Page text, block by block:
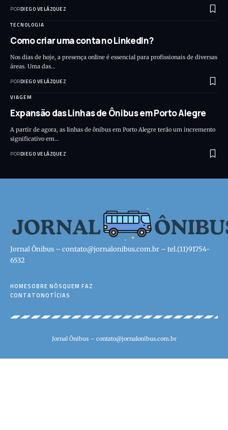
PORDIEGO VELÁZQUEZ
TECNOLOGIA
Como criar uma conta no LinkedIn?
Nos dias de hoje, a presença online é essencial para profissionais de diversas
áreas. Uma das…
PORDIEGO VELÁZQUEZ
VIAGEM
Expansão das Linhas de Ônibus em Porto Alegre
A partir de agora, as linhas de ônibus em Porto Alegre terão um incremento
significativo em…
PORDIEGO VELÁZQUEZ
Jornal Ônibus – contato@jornalonibus.com.br – tel.(11)91754-
6532
HOMESOBRE NÓSQUEM FAZ
CONTATONOTÍCIAS
Jornal Ônibus – contato@jornalonibus.com.br